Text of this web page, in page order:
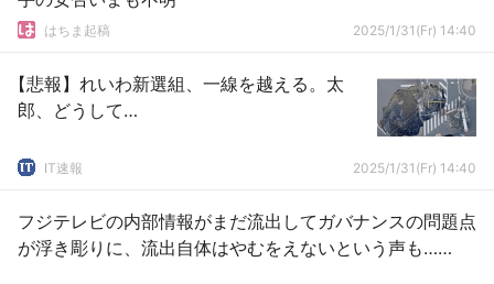
はちま起稿 2025/1/31(Fr) 14:40
【悲報】れいわ新選組、一線を越える。太
郎、どうして…
IT速報 2025/1/31(Fr) 14:40
フジテレビの内部情報がまだ流出してガバナンスの問題点
が浮き彫りに、流出自体はやむをえないという声も……